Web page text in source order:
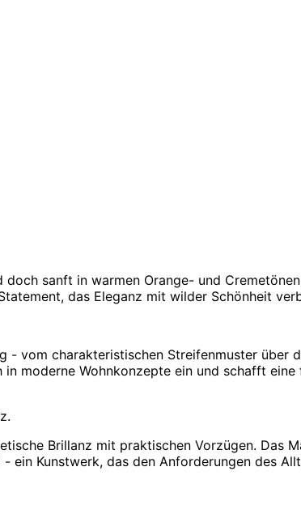
sanft in warmen Orange- und
das Eleganz mit wilder Schönheit
vom charakteristischen Streifenmuster über
moderne Wohnkonzepte ein und schafft
Brillanz mit praktischen Vorzügen. Das
Kunstwerk, das den Anforderungen des